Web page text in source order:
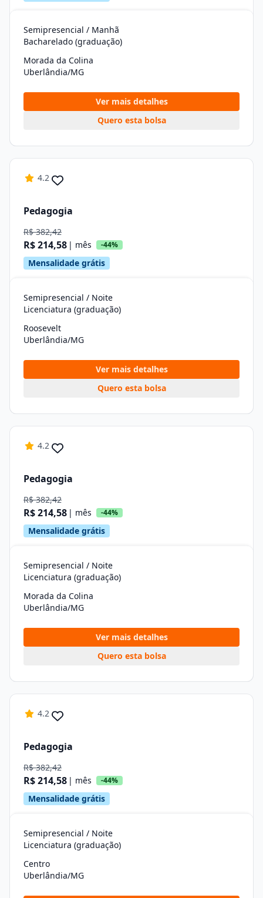
Semipresencial / Manhã
Bacharelado (graduação)
Morada da Colina
Uberlândia/MG
Ver mais detalhes
Quero esta bolsa
4.2
Pedagogia
R$ 382,42
R$ 214,58 | mês -44%
Mensalidade grátis
Semipresencial / Noite
Licenciatura (graduação)
Roosevelt
Uberlândia/MG
Ver mais detalhes
Quero esta bolsa
4.2
Pedagogia
R$ 382,42
R$ 214,58 | mês -44%
Mensalidade grátis
Semipresencial / Noite
Licenciatura (graduação)
Morada da Colina
Uberlândia/MG
Ver mais detalhes
Quero esta bolsa
4.2
Pedagogia
R$ 382,42
R$ 214,58 | mês -44%
Mensalidade grátis
Semipresencial / Noite
Licenciatura (graduação)
Centro
Uberlândia/MG